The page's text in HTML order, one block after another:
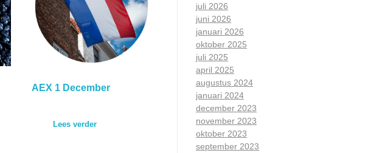
AEX 1 December
Lees verder
juli 2026
juni 2026
januari 2026
oktober 2025
juli 2025
april 2025
augustus 2024
januari 2024
december 2023
november 2023
oktober 2023
september 2023